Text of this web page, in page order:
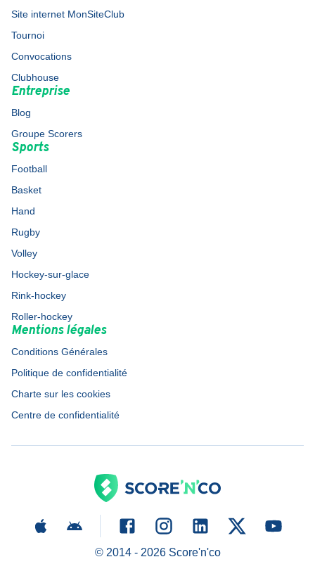
Site internet MonSiteClub
Tournoi
Convocations
Clubhouse
Entreprise
Blog
Groupe Scorers
Sports
Football
Basket
Hand
Rugby
Volley
Hockey-sur-glace
Rink-hockey
Roller-hockey
Mentions légales
Conditions Générales
Politique de confidentialité
Charte sur les cookies
Centre de confidentialité
© 2014 - 2026Score'n'co